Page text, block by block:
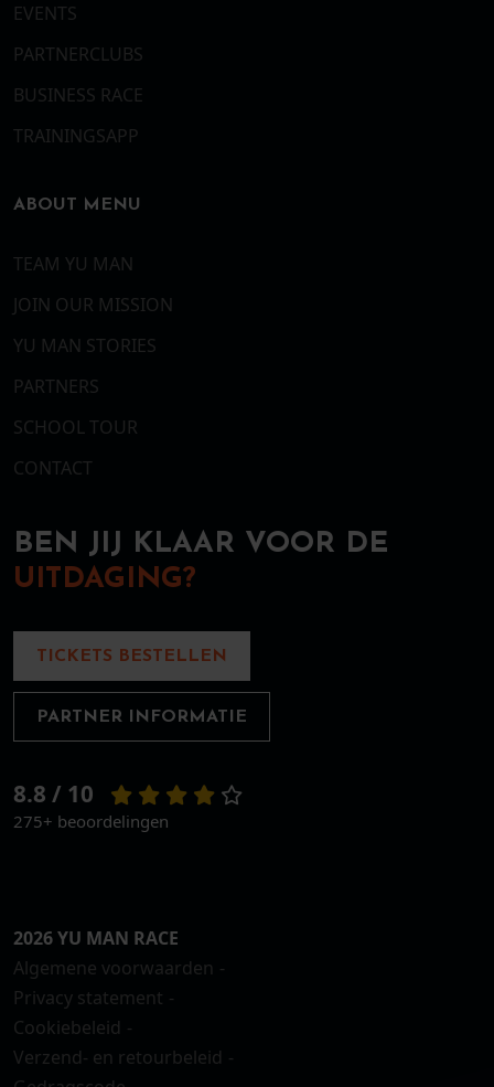
EVENTS
PARTNERCLUBS
BUSINESS RACE
TRAININGSAPP
ABOUT MENU
TEAM YU MAN
JOIN OUR MISSION
YU MAN STORIES
PARTNERS
SCHOOL TOUR
CONTACT
BEN JIJ KLAAR VOOR DE
UITDAGING?
TICKETS BESTELLEN
PARTNER INFORMATIE
8.8 / 10
275+ beoordelingen
2026 YU MAN RACE
Algemene voorwaarden
Privacy statement
Cookiebeleid
Verzend- en retourbeleid